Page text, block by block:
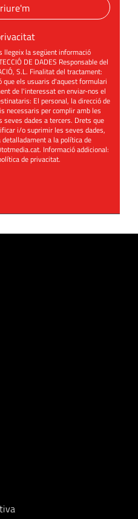
llegeix la següent informació
DE DADES Responsable del
S.L. Finalitat del tractament:
que els usuaris d'aquest formulari
de l'interessat en enviar-nos el
El personal, la direcció de
necessaris per complir amb les
dades a tercers. Drets que
i/o suprimir les seves dades,
a la política de
. Informació addicional:
de privacitat.